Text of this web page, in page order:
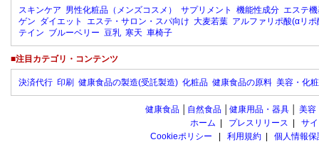
スキンケア 男性化粧品（メンズコスメ） サプリメント 機能性成分 エステ
ゲン ダイエット エステ・サロン・スパ向け 大麦若葉 アルファリポ酸(αリポ
テイン ブルーベリー 豆乳 寒天 車椅子
■注目カテゴリ・コンテンツ
決済代行 印刷 健康食品の製造(受託製造) 化粧品 健康食品の原料 美容・化
健康食品 自然食品 健康用品・器具 美容
ホーム
プレスリリース
サ
Cookieポリシー
利用規約 個人情報